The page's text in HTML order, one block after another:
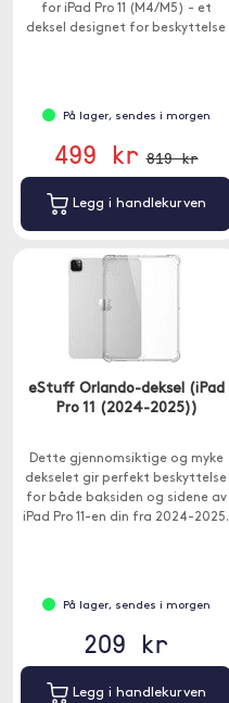
for iPad Pro 11 (M4/M5) - et
deksel designet for beskyttelse
På lager, sendes i morgen
499 kr 819 kr
Legg i handlekurven
eStuff Orlando-deksel (iPad
Pro 11 (2024-2025))
Dette gjennomsiktige og myke
dekselet gir perfekt beskyttelse
for både baksiden og sidene av
iPad Pro 11-en din fra 2024-2025.
På lager, sendes i morgen
209 kr
Legg i handlekurven